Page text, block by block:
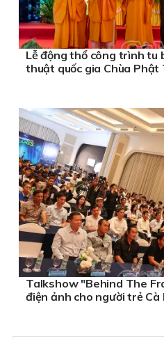
Lễ động thổ công trình tu
thuật quốc gia Chùa Phật
Talkshow "Behind The
điện ảnh cho người trẻ Cà